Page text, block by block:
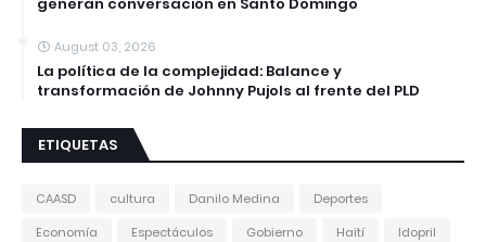
August 03, 2026
La política de la complejidad: Balance y
transformación de Johnny Pujols al frente del PLD
ETIQUETAS
CAASD cultura Danilo Medina
Deportes
Economía
Espectáculos Gobierno Haití
Idopril